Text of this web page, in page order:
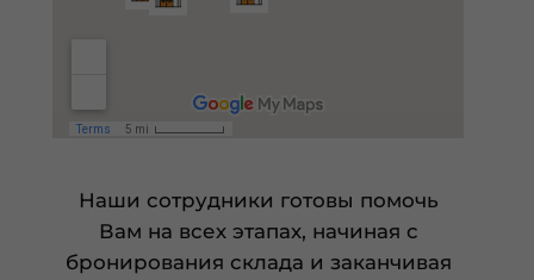
Наши сотрудники готовы помочь
Вам на всех этапах, начиная с
бронирования склада и заканчивая